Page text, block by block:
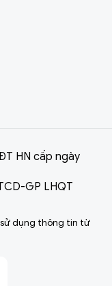
HN cấp ngày
GP LHQT
dụng thông tin từ